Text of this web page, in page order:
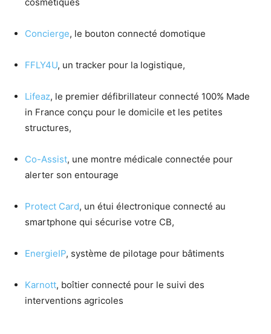
Concierge, le bouton connecté domotique
FFLY4U, un tracker pour la logistique,
Lifeaz, le premier défibrillateur connecté 100% Made
in France conçu pour le domicile et les petites
structures,
Co-Assist, une montre médicale connectée pour
alerter son entourage
Protect Card, un étui électronique connecté au
smartphone qui sécurise votre CB,
EnergieIP, système de pilotage pour bâtiments
Karnott, boîtier connecté pour le suivi des
interventions agricoles